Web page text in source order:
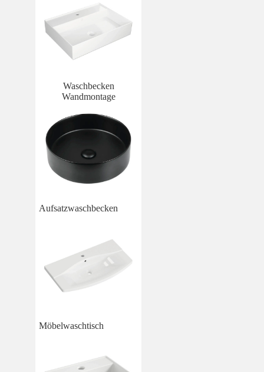
Waschbecken
Wandmontage
Aufsatzwaschbecken
Möbelwaschtisch